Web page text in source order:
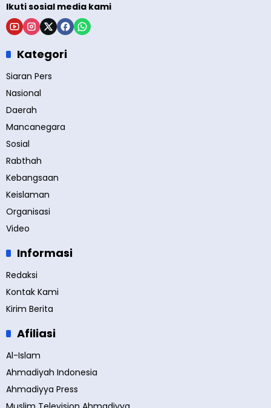
Ikuti sosial media kami
Kategori
Siaran Pers
Nasional
Daerah
Mancanegara
Sosial
Rabthah
Kebangsaan
Keislaman
Organisasi
Video
Informasi
Redaksi
Kontak Kami
Kirim Berita
Afiliasi
Al-Islam
Ahmadiyah Indonesia
Ahmadiyya Press